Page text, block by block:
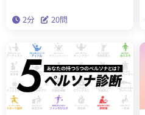
当たる診断です。クイズとは一味
はたしてあなたはサイコパスなの
でしょうか？
2分 20問